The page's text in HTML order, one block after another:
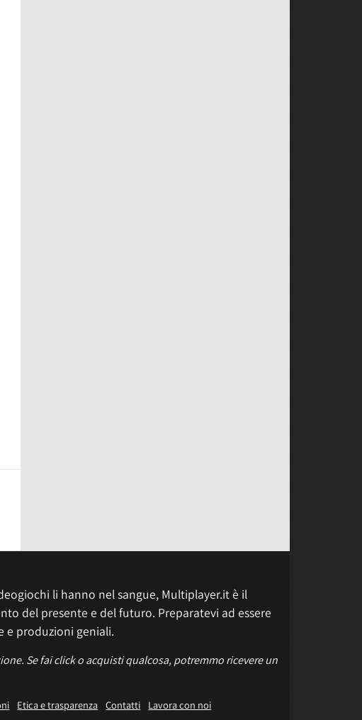
li hanno nel sangue, Multiplayer.it è il
del presente e del futuro. Preparatevi ad essere
e produzioni geniali.
Se fai click o acquisti qualcosa, potremmo ricevere un
Etica e trasparenza Contatti
Lavora con noi